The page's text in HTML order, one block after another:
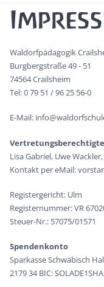
Waldorfpädagogik
Burgbergstraße 49 - 51
74564 Crailsheim
Tel: 0 79 51 / 96 25 56-0
E-Mail:
Lisa Gabriel, Uwe
Kontakt per eMail:
Registergericht: Ulm
Registernummer: VR
Steuer-Nr.: 57075/01571
Spendenkonto
Sparkasse Schwäbisch
2179 34 BIC: SOLADE1SHA